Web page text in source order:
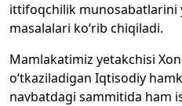
ittifoqchilik munosabatlarini
masalalari ko‘rib chiqiladi.
Mamlakatimiz yetakchisi
o‘tkaziladigan Iqtisodiy
navbatdagi sammitida ham